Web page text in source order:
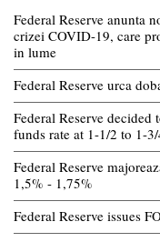
Federal Reserve anunta
crizei COVID-19, care
in lume
Federal Reserve urca
Federal Reserve
funds rate at 1-1/2 to 1-
Federal Reserve
1,5% - 1,75%
Federal Reserve issues